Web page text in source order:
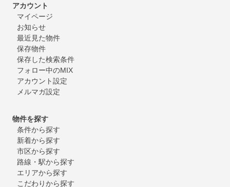
アカウント
マイページ
お知らせ
最近見た物件
保存物件
保存した検索条件
フォロー中のMIX
アカウント設定
メルマガ設定
物件を探す
条件から探す
新着から探す
市区から探す
路線・駅から探す
エリアから探す
こだわりから探す